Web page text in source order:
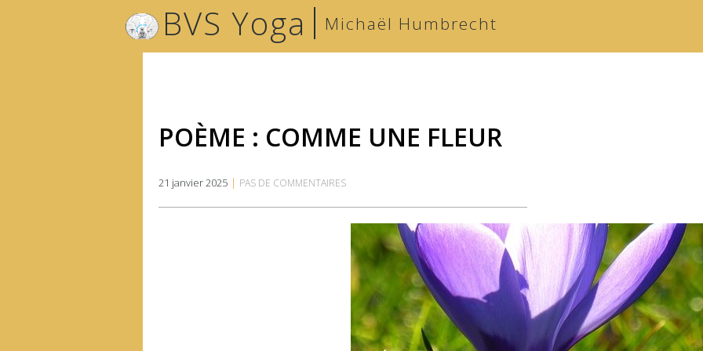
BVS Yoga | Michaël Humbrecht
POÈME : COMME UNE FLEUR
21 janvier 2025 | PAS DE COMMENTAIRES